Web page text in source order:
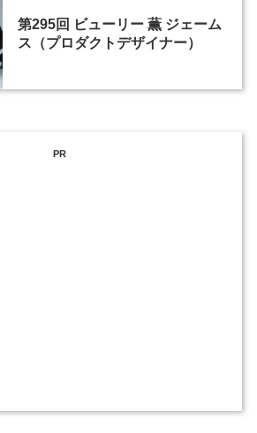
第295回 ビューリー 薫 ジェーム
ス（プロダクトデザイナー）
PR